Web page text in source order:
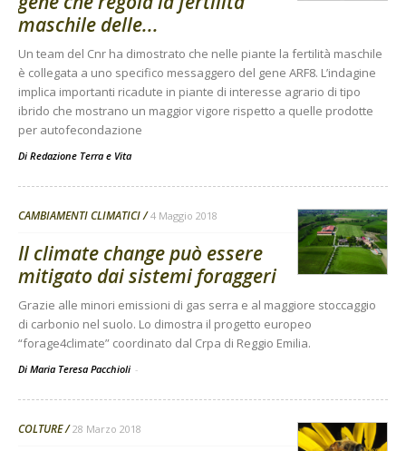
maschile delle...
Un team del Cnr ha dimostrato che nelle piante la fertilità maschile
è collegata a uno specifico messaggero del gene ARF8. L’indagine
implica importanti ricadute in piante di interesse agrario di tipo
ibrido che mostrano un maggior vigore rispetto a quelle prodotte
per autofecondazione
Di Redazione Terra e Vita
CAMBIAMENTI CLIMATICI 4 Maggio 2018
Il climate change può essere
mitigato dai sistemi foraggeri
Grazie alle minori emissioni di gas serra e al maggiore stoccaggio
di carbonio nel suolo. Lo dimostra il progetto europeo
“forage4climate” coordinato dal Crpa di Reggio Emilia.
Di Maria Teresa Pacchioli -
COLTURE 28 Marzo 2018